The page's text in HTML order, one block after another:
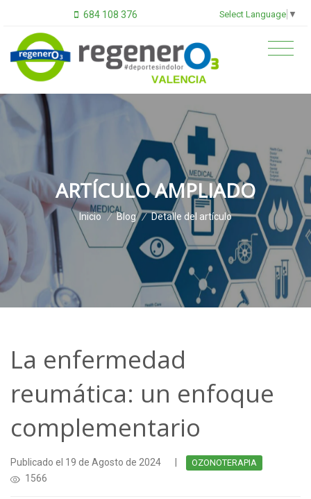
684 108 376 Select Language ▼
ARTÍCULO AMPLIADO
Inicio / Blog / Detalle del artículo
La enfermedad
reumática: un enfoque
complementario
Publicado el 19 de Agosto de 2024 OZONOTERAPIA
1566